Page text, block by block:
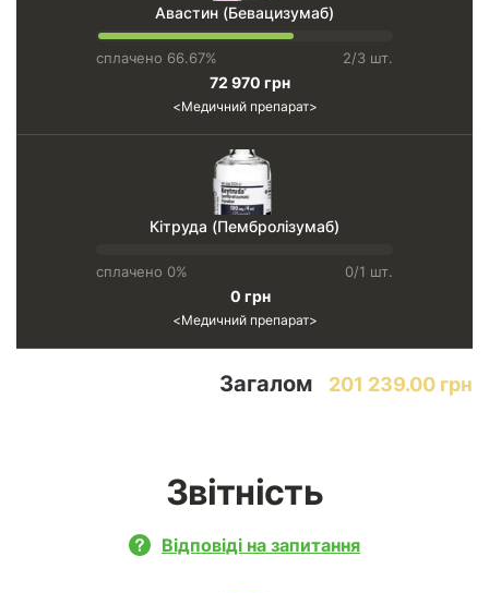
Авастин (Бевацизумаб)
сплачено 66.67% 2/3 шт.
72 970 грн
Медичний препарат
Кітруда (Пембролізумаб)
сплачено 0% 0/1 шт.
0 грн
Медичний препарат
Загалом 201 239.00 грн
Звітність
Відповіді на запитання